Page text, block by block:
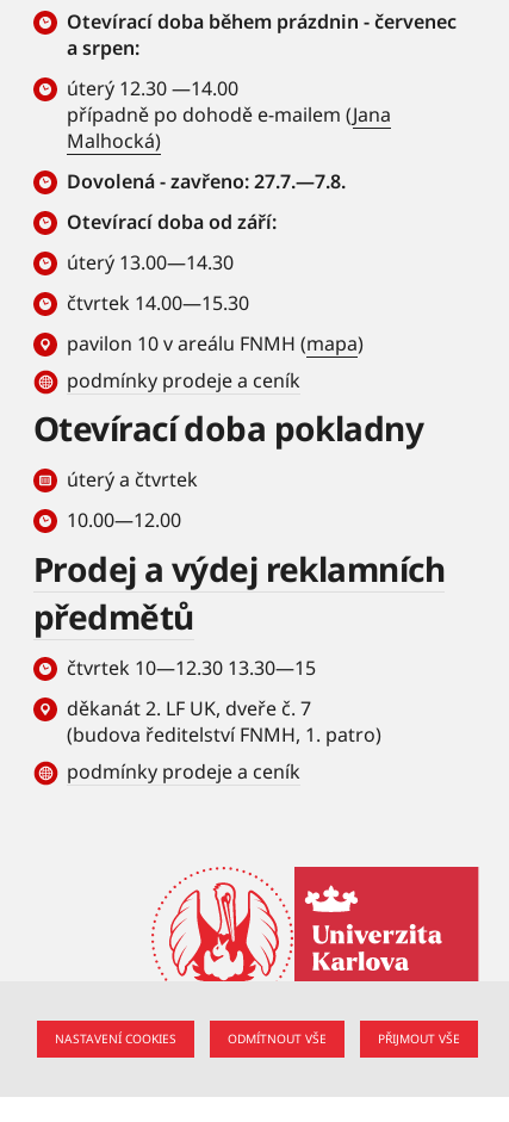
Otevírací doba během prázdnin - červenec
a srpen:
úterý 12.30 —14.00
případně po dohodě e-mailem (Jana
Malhocká)
Dovolená - zavřeno: 27.7.—7.8.
Otevírací doba od září:
úterý 13.00—14.30
čtvrtek 14.00—15.30
pavilon 10 v areálu FNMH (mapa)
podmínky prodeje a ceník
Otevírací doba pokladny
úterý a čtvrtek
10.00—12.00
Prodej a výdej reklamních
předmětů
čtvrtek 10—12.30 13.30—15
děkanát 2. LF UK, dveře č. 7
(budova ředitelství FNMH, 1. patro)
podmínky prodeje a ceník
NASTAVENÍ COOKIES ODMÍTNOUT VŠE PŘIJMOUT VŠE